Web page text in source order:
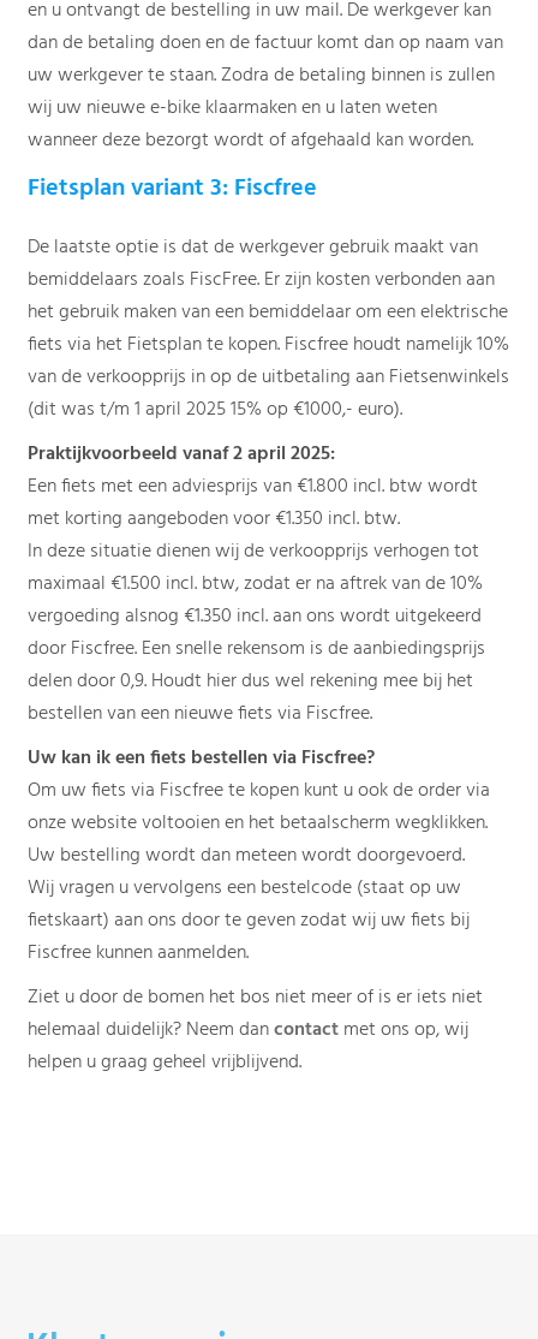
en u ontvangt de bestelling in uw mail. De werkgever kan
dan de betaling doen en de factuur komt dan op naam van
uw werkgever te staan. Zodra de betaling binnen is zullen
wij uw nieuwe e-bike klaarmaken en u laten weten
wanneer deze bezorgt wordt of afgehaald kan worden.
Fietsplan variant 3: Fiscfree
De laatste optie is dat de werkgever gebruik maakt van
bemiddelaars zoals FiscFree. Er zijn kosten verbonden aan
het gebruik maken van een bemiddelaar om een elektrische
fiets via het Fietsplan te kopen. Fiscfree houdt namelijk 10%
van de verkoopprijs in op de uitbetaling aan Fietsenwinkels
(dit was t/m 1 april 2025 15% op €1000,- euro).
Praktijkvoorbeeld vanaf 2 april 2025:
Een fiets met een adviesprijs van €1.800 incl. btw wordt
met korting aangeboden voor €1.350 incl. btw.
In deze situatie dienen wij de verkoopprijs verhogen tot
maximaal €1.500 incl. btw, zodat er na aftrek van de 10%
vergoeding alsnog €1.350 incl. aan ons wordt uitgekeerd
door Fiscfree. Een snelle rekensom is de aanbiedingsprijs
delen door 0,9. Houdt hier dus wel rekening mee bij het
bestellen van een nieuwe fiets via Fiscfree.
Uw kan ik een fiets bestellen via Fiscfree?
Om uw fiets via Fiscfree te kopen kunt u ook de order via
onze website voltooien en het betaalscherm wegklikken.
Uw bestelling wordt dan meteen wordt doorgevoerd.
Wij vragen u vervolgens een bestelcode (staat op uw
fietskaart) aan ons door te geven zodat wij uw fiets bij
Fiscfree kunnen aanmelden.
Ziet u door de bomen het bos niet meer of is er iets niet
helemaal duidelijk? Neem dancontactmet ons op, wij
helpen u graag geheel vrijblijvend.